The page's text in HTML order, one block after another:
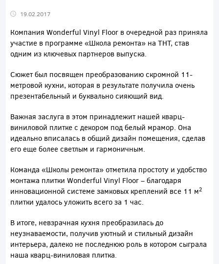
19.02.2017
Компания Wonderful Vinyl Floor в очередной раз приняла
участие в программе «Школа ремонта» на ТНТ, став
одним из ключевых партнеров выпуска.
Сюжет был посвящен преобразованию скромной 11-
метровой кухни, которая в результате получила очень
презентабельный и буквально сияющий вид.
Важная заслуга в этом принадлежит нашей кварц-
виниловой плитке с декором под белый мрамор. Она
идеально вписалась в общий дизайн помещения, сделав
его еще более светлым и гармоничным.
Команда «Школы ремонта» отметила простоту и удобство
монтажа плитки Wonderful Vinyl Floor – благодаря
инновационной системе замковых креплений все 11 м2
плитки удалось уложить всего за 1 час.
В итоге, невзрачная кухня преобразилась до
неузнаваемости, получив уютный и стильный дизайн
интерьера, далеко не последнюю роль в котором сыграла
наша кварц-виниловая плитка.